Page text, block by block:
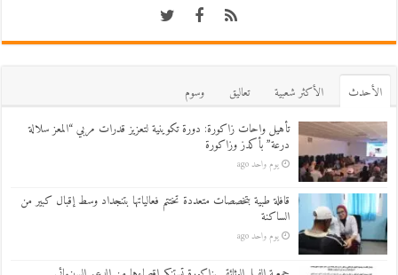
اﻷحدث اﻷكثر شعبية تعاليق
وسوم
تأهيل واحات زاكورة: دورة تكوينية لتعزيز قدرات مربي “المعز سلالة
درعة” بأكدز وزاكورة
يوم واحد ago
قافلة طبية بتخصصات متعددة تختتم فعالياتها بتنجداد وسط إقبال كبير من
الساكنة
يوم واحد ago